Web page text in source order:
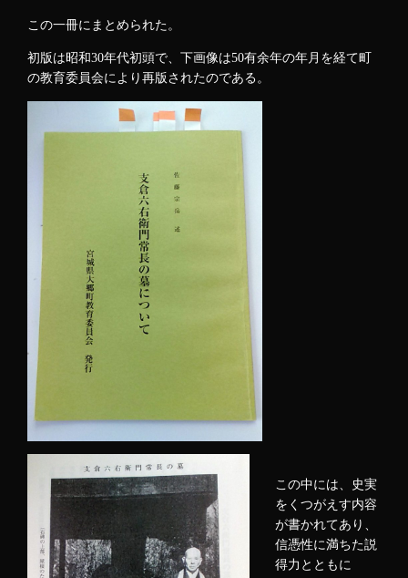
この一冊にまとめられた。
初版は昭和30年代初頭で、下画像は50有余年の年月を経て町
の教育委員会により再版されたのである。
この中には、史実
をくつがえす内容
が書かれてあり、
信憑性に満ちた説
得力とともに